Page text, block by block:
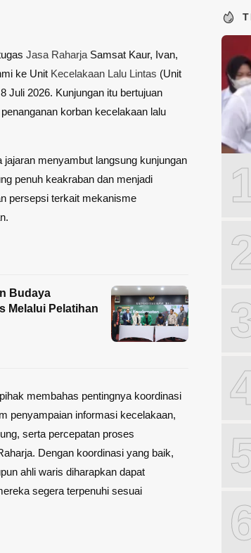
Jasa Raharja Samsat Kaur, Ivan,
ke Unit Kecelakaan Lalu Lintas (Unit
Juli 2026. Kunjungan itu bertujuan
korban kecelakaan lalu
menyambut langsung kunjungan
penuh keakraban dan menjadi
persepsi terkait mekanisme
Budaya
Melalui Pelatihan
membahas pentingnya koordinasi
penyampaian informasi kecelakaan,
serta percepatan proses
Dengan koordinasi yang baik,
ahli waris diharapkan dapat
segera terpenuhi sesuai